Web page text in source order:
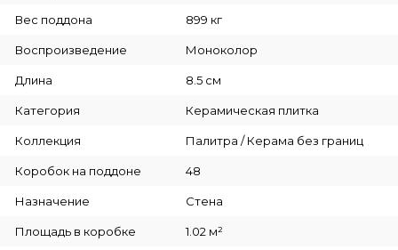
Вес поддона 899 кг
Воспроизведение Моноколор
Длина 8.5 см
Категория Керамическая плитка
Коллекция Палитра / Керама без границ
Коробок на поддоне 48
Назначение Стена
Площадь в коробке 1.02 м²